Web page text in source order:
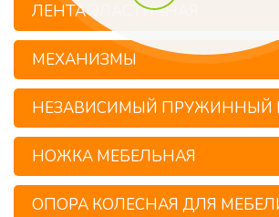
ЛЕНТА ЭЛАСТИЧНАЯ
МЕХАНИЗМЫ
НЕЗАВИСИМЫЙ ПРУЖИННЫЙ
НОЖКА МЕБЕЛЬНАЯ
ОПОРА КОЛЕСНАЯ ДЛЯ